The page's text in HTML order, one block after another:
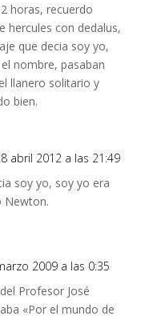
horas, recuerdo
hercules con dedalus,
que decia soy yo,
nombre, pasaban
llanero solitario y
bien.
abril 2012 a las 21:49
soy yo, soy yo era
Newton.
2009 a las 0:35
Profesor José
«Por el mundo de